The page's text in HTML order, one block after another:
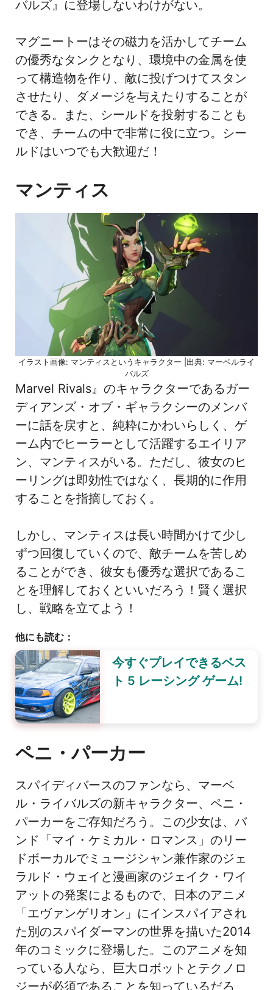
バルズ』に登場しないわけがない。
マグニートーはその磁力を活かしてチーム
の優秀なタンクとなり、環境中の金属を使
って構造物を作り、敵に投げつけてスタン
させたり、ダメージを与えたりすることが
できる。また、シールドを投射することも
でき、チームの中で非常に役に立つ。シー
ルドはいつでも大歓迎だ！
マンティス
イラスト画像: マンティスというキャラクター |出典: マーベルライ
バルズ
Marvel Rivals』のキャラクターであるガー
ディアンズ・オブ・ギャラクシーのメンバ
ーに話を戻すと、純粋にかわいらしく、ゲ
ーム内でヒーラーとして活躍するエイリア
ン、マンティスがいる。ただし、彼女のヒ
ーリングは即効性ではなく、長期的に作用
することを指摘しておく。
しかし、マンティスは長い時間かけて少し
ずつ回復していくので、敵チームを苦しめ
ることができ、彼女も優秀な選択であるこ
とを理解しておくといいだろう！賢く選択
し、戦略を立てよう！
他にも読む：
今すぐプレイできるベス
ト 5 レーシング ゲーム!
ペニ・パーカー
スパイディバースのファンなら、マーベ
ル・ライバルズの新キャラクター、ペニ・
パーカーをご存知だろう。この少女は、バ
ンド「マイ・ケミカル・ロマンス」のリー
ドボーカルでミュージシャン兼作家のジェ
ラルド・ウェイと漫画家のジェイク・ワイ
アットの発案によるもので、日本のアニメ
「エヴァンゲリオン」にインスパイアされ
た別のスパイダーマンの世界を描いた2014
年のコミックに登場した。このアニメを知
っている人なら、巨大ロボットとテクノロ
ジーが必須であることを知っているだろ